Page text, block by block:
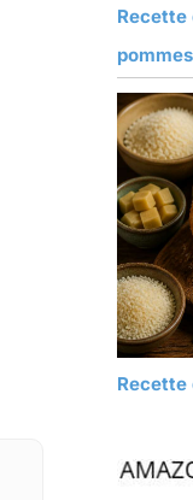
Recette
Recette